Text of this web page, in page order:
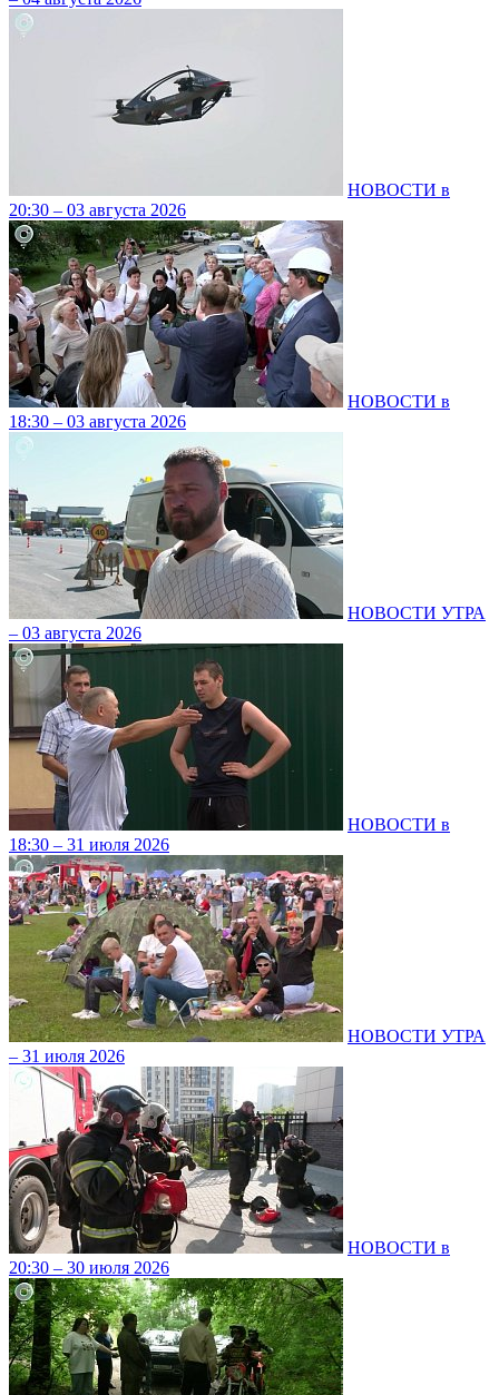
НОВОСТИ в
20:30 – 03 августа 2026
НОВОСТИ в
18:30 – 03 августа 2026
НОВОСТИ УТРА
– 03 августа 2026
НОВОСТИ в
18:30 – 31 июля 2026
НОВОСТИ УТРА
– 31 июля 2026
НОВОСТИ в
20:30 – 30 июля 2026